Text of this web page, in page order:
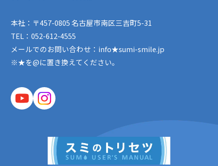
本社：〒457-0805 名古屋市南区三吉町5-31
TEL：052-612-4555
メールでのお問い合わせ：info★sumi-smile.jp
※★を@に置き換えてください。